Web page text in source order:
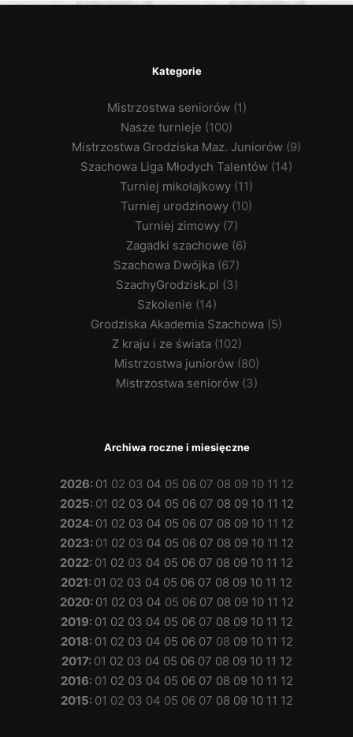
Kategorie
Mistrzostwa seniorów(1)
Nasze turnieje (100)
Mistrzostwa Grodziska Maz. Juniorów (9)
Szachowa Liga Młodych Talentów (14)
Turniej mikołajkowy (11)
Turniej urodzinowy (10)
Turniej zimowy (7)
Zagadki szachowe (6)
Szachowa Dwójka (67)
SzachyGrodzisk.pl (3)
Szkolenie (14)
Grodziska Akademia Szachowa (5)
Z kraju i ze świata(102)
Mistrzostwa juniorów(80)
Mistrzostwa seniorów(3)
Archiwa roczne i miesięczne
2026: 01 02 03 04 05 06 07 08 09 10 11 12
2025: 01 02 03 04 05 06 07 08 09 10 11 12
2024: 01 02 03 04 05 06 07 08 09 10 11 12
2023: 01 02 03 04 05 06 07 08 09 10 11 12
2022: 01 02 03 04 05 06 07 08 09 10 11 12
2021: 01 02 03 04 05 06 07 08 09 10 11 12
2020: 01 02 03 04 05 06 07 08 09 10 11 12
2019: 01 02 03 04 05 06 07 08 09 10 11 12
2018: 01 02 03 04 05 06 07 08 09 10 11 12
2017: 01 02 03 04 05 06 07 08 09 10 11 12
2016: 01 02 03 04 05 06 07 08 09 10 11 12
2015: 01 02 03 04 05 06 07 08 09 10 11 12